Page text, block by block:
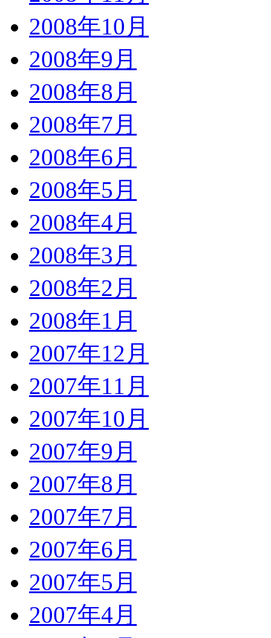
2008年10月
2008年9月
2008年8月
2008年7月
2008年6月
2008年5月
2008年4月
2008年3月
2008年2月
2008年1月
2007年12月
2007年11月
2007年10月
2007年9月
2007年8月
2007年7月
2007年6月
2007年5月
2007年4月